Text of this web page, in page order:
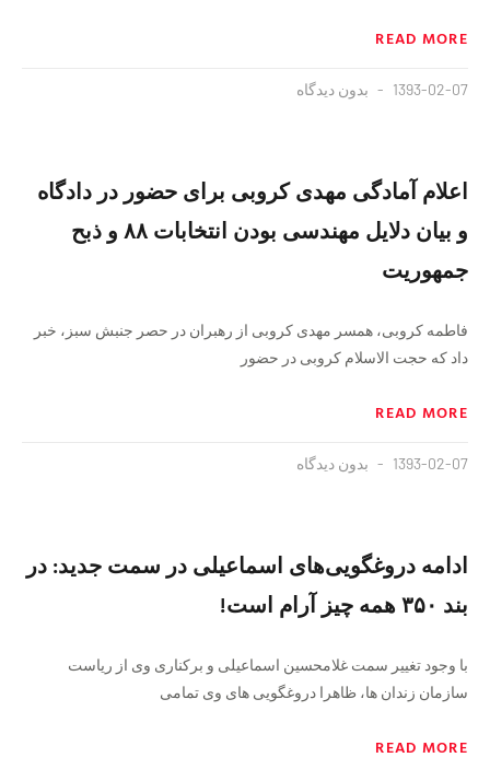
READ MORE
1393-02-07 بدون دیدگاه
اعلام آمادگی مهدی کروبی برای حضور در دادگاه
و بیان دلایل مهندسی بودن انتخابات ۸۸ و ذبح
جمهوریت
فاطمه کروبی، همسر مهدی کروبی از رهبران در حصر جنبش سبز، خبر
داد که حجت الاسلام کروبی در حضور
READ MORE
1393-02-07 بدون دیدگاه
ادامه دروغگویی‌های اسماعیلی در سمت جدید: در
بند ۳۵۰ همه چیز آرام است!
با وجود تغییر سمت غلامحسین اسماعیلی و برکناری وی از ریاست
سازمان زندان ها، ظاهرا دروغگویی های وی تمامی
READ MORE